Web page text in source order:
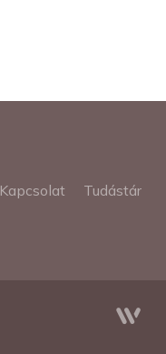
Kapcsolat Tudástár